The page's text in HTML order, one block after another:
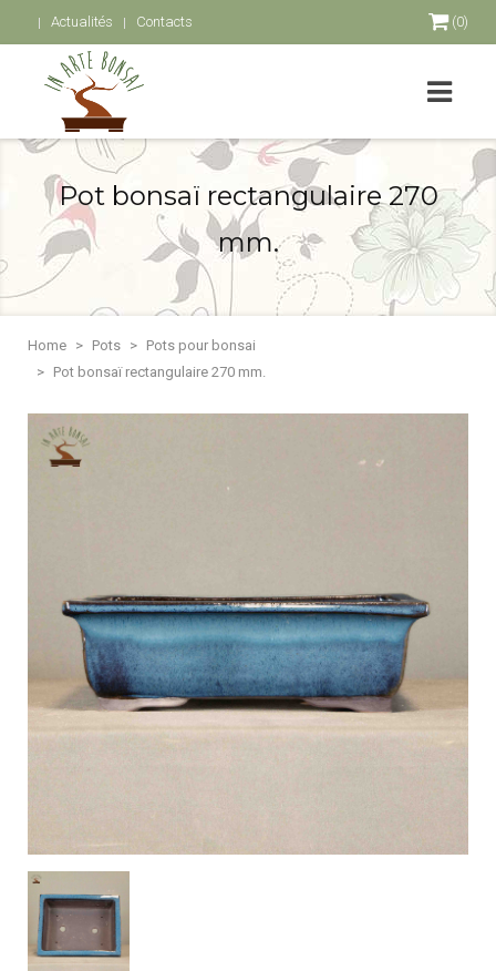
Actualités Contacts (0)
Pot bonsaï rectangulaire 270
mm.
Home Pots
Pots pour bonsai
Pot bonsaï rectangulaire 270 mm.